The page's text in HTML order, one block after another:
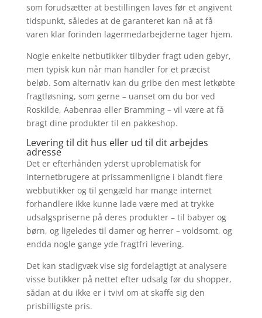
som forudsætter at bestillingen laves før et angivent
tidspunkt, således at de garanteret kan nå at få
varen klar forinden lagermedarbejderne tager hjem.
Nogle enkelte netbutikker tilbyder fragt uden gebyr,
men typisk kun når man handler for et præcist
beløb. Som alternativ kan du gribe den mest letkøbte
fragtløsning, som gerne – uanset om du bor ved
Roskilde, Aabenraa eller Bramming – vil være at få
bragt dine produkter til en pakkeshop.
Levering til dit hus eller ud til dit arbejdes
adresse
Det er efterhånden yderst uproblematisk for
internetbrugere at prissammenligne i blandt flere
webbutikker og til gengæld har mange internet
forhandlere ikke kunne lade være med at trykke
udsalgspriserne på deres produkter – til babyer og
børn, og ligeledes til damer og herrer – voldsomt, og
endda nogle gange yde fragtfri levering.
Det kan stadigvæk vise sig fordelagtigt at analysere
visse butikker på nettet efter udsalg før du shopper,
sådan at du ikke er i tvivl om at skaffe sig den
prisbilligste pris.